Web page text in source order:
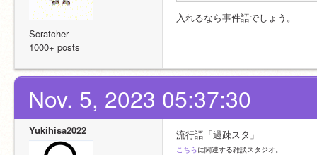
Scratcher
1000+ posts
入れるなら事件語でしょう。
Nov. 5, 2023 05:37:30
Yukihisa2022 流行語「過疎スタ」
こちらに関連する雑談スタジオ。